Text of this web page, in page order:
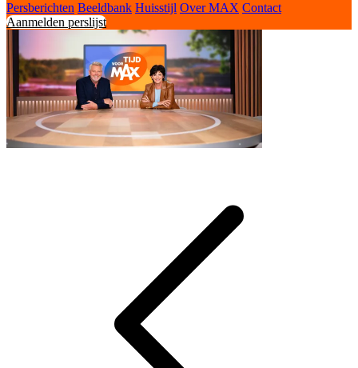
Persberichten Beeldbank Huisstijl Over MAX Contact
Aanmelden perslijst